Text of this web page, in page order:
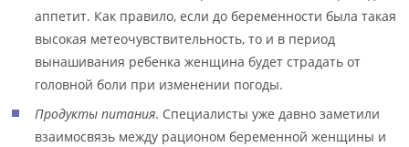
аппетит. Как правило, если до беременности была такая
высокая метеочувствительность, то и в период
вынашивания ребенка женщина будет страдать от
головной боли при изменении погоды.
Продукты питания. Специалисты уже давно заметили
взаимосвязь между рационом беременной женщины и